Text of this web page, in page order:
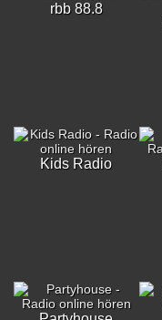
rbb 88.8
Kids Radio